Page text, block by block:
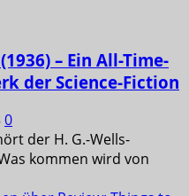
– Ein All-Time-
der Science-Fiction
0
der H. G.-Wells-
kommen wird von